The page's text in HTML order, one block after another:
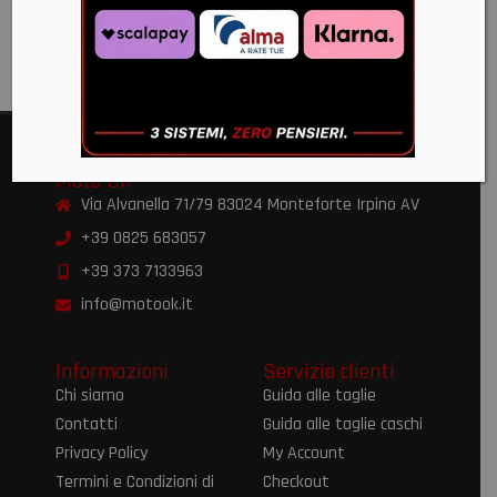
-
€370,00
Moto OK
Via Alvanella 71/79 83024 Monteforte Irpino AV
+39 0825 683057
+39 373 7133963
info@motook.it
Informazioni
Chi siamo
Contatti
Privacy Policy
Termini e Condizioni di
Servizio clienti
Guida alle taglie
Guida alle taglie caschi
My Account
Checkout